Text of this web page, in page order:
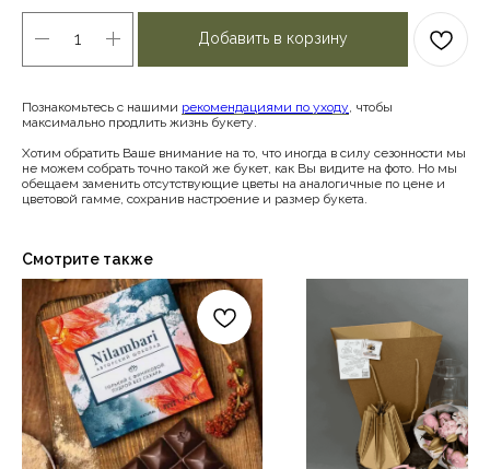
Добавить в корзину
Познакомьтесь с нашими рекомендациями по уходу , чтобы
максимально продлить жизнь букету.
Хотим обратить Ваше внимание на то, что иногда в силу сезонности мы
не можем собрать точно такой же букет, как Вы видите на фото. Но мы
обещаем заменить отсутствующие цветы на аналогичные по цене и
цветовой гамме, сохранив настроение и размер букета.
Смотрите также